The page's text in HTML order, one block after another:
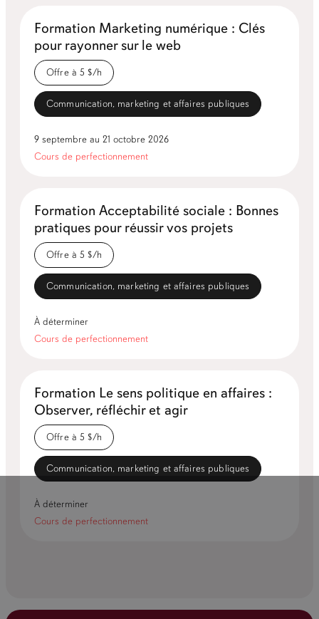
Formation Marketing numérique : Clés
pour rayonner sur le web
Offre à 5 $/h
Communication, marketing et affaires publiques
9 septembre au 21 octobre 2026
Cours de perfectionnement
Formation Acceptabilité sociale : Bonnes
pratiques pour réussir vos projets
Offre à 5 $/h
Communication, marketing et affaires publiques
À déterminer
Cours de perfectionnement
Formation Le sens politique en affaires :
Observer, réfléchir et agir
Offre à 5 $/h
Communication, marketing et affaires publiques
À déterminer
Cours de perfectionnement